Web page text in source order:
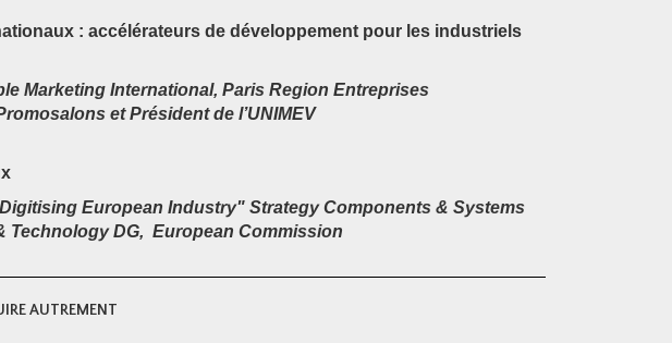
: accélérateurs de développement pour les industriels
Marketing International, Paris Region Entreprises
et Président de l’UNIMEV
European Industry" Strategy Components & Systems
Technology DG, European Commission
AUTREMENT